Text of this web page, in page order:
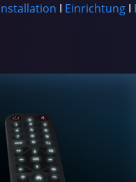
Filme & Serien
Ι Einrichtung Ι